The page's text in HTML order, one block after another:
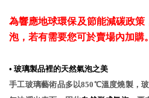
為響應地球環保及節能減碳政
泡，若有需要您可於賣場內加購。
• 玻璃製品裡的天然氣泡之美
手工玻璃藝術品多以850℃溫度燒製，